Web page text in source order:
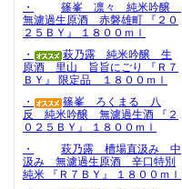
・
篠峯 凛々 純米吟醸
無濾過生原酒 赤磐雄町 『２０
２５ＢＹ』 １８００ｍｌ
・
萩乃露 純米吟醸 生
原酒 里山 旨旨にごり 『Ｒ７
ＢＹ』 限定品 １８００ｍｌ
・
篠峯 ろくまる 八
反 純米吟醸 無濾過生酒 『２
０２５ＢＹ』 １８００ｍｌ
・
萩乃露 槽場直汲み 中
汲み 無濾過生原酒 辛口特別
純米 『Ｒ７ＢＹ』 １８００ｍｌ